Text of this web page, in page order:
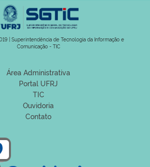
| Superintendência de Tecnologia da Informação e
Comunicação - TIC
Área Administrativa
Portal UFRJ
TIC
Ouvidoria
Contato